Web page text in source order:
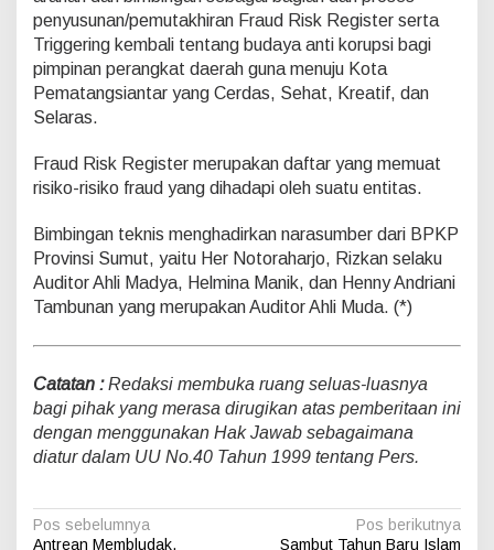
penyusunan/pemutakhiran Fraud Risk Register serta
Triggering kembali tentang budaya anti korupsi bagi
pimpinan perangkat daerah guna menuju Kota
Pematangsiantar yang Cerdas, Sehat, Kreatif, dan
Selaras.
Fraud Risk Register merupakan daftar yang memuat
risiko-risiko fraud yang dihadapi oleh suatu entitas.
Bimbingan teknis menghadirkan narasumber dari BPKP
Provinsi Sumut, yaitu Her Notoraharjo, Rizkan selaku
Auditor Ahli Madya, Helmina Manik, dan Henny Andriani
Tambunan yang merupakan Auditor Ahli Muda. (*)
Catatan :Redaksi membuka ruang seluas-luasnya
bagi pihak yang merasa dirugikan atas pemberitaan ini
dengan menggunakan Hak Jawab sebagaimana
diatur dalam UU No.40 Tahun 1999 tentang Pers.
N
Pos sebelumnya
Antrean Membludak,
Pos berikutnya
Sambut Tahun Baru Islam